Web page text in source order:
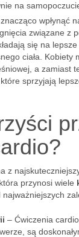
na
wpłynąć
związane z
się na
ciała. Kobiety
a zamiast
sprzyjają
z
przynosi wiele
najważniejszych
– Ćwiczenia
są